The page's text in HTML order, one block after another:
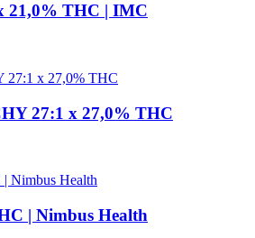
21,0% THC | IMC
27:1 x 27,0% THC
| Nimbus Health